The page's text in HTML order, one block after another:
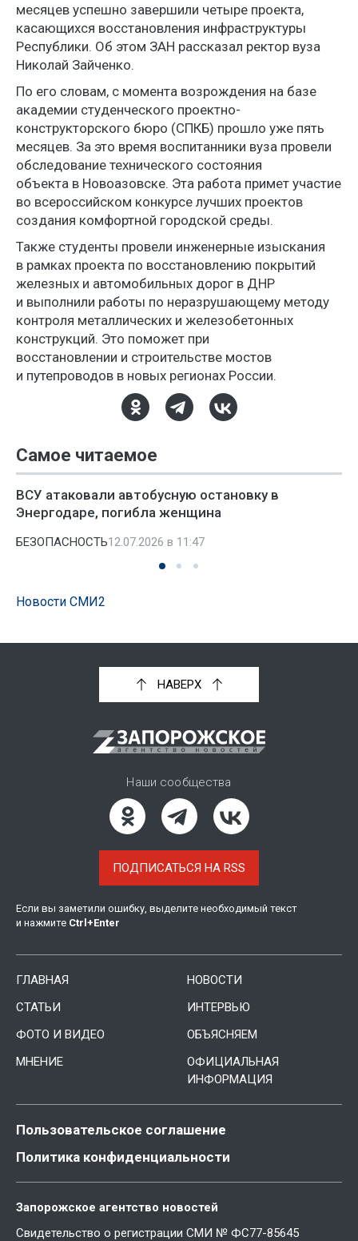
месяцев успешно завершили четыре проекта,
касающихся восстановления инфраструктуры
Республики. Об этом ЗАН рассказал ректор вуза
Николай Зайченко.
По его словам, с момента возрождения на базе
академии студенческого проектно-
конструкторского бюро (СПКБ) прошло уже пять
месяцев. За это время воспитанники вуза провели
обследование технического состояния
объекта в Новоазовске. Эта работа примет участие
во всероссийском конкурсе лучших проектов
создания комфортной городской среды.
Также студенты провели инженерные изыскания
в рамках проекта по восстановлению покрытий
железных и автомобильных дорог в ДНР
и выполнили работы по неразрушающему методу
контроля металлических и железобетонных
конструкций. Это поможет при
восстановлении и строительстве мостов
и путепроводов в новых регионах России.
Самое читаемое
ВСУ атаковали автобусную остановку в
Энергодаре, погибла женщина
БЕЗОПАСНОСТЬ12.07.2026 в 11:47
Новости СМИ2
НАВЕРХ
Наши сообщества
ПОДПИСАТЬСЯ НА RSS
Если вы заметили ошибку, выделите необходимый текст
и нажмите Ctrl +Enter
ГЛАВНАЯ
НОВОСТИ
СТАТЬИ
ИНТЕРВЬЮ
ФОТО И ВИДЕО
ОБЪЯСНЯЕМ
МНЕНИЕ
ОФИЦИАЛЬНАЯ
ИНФОРМАЦИЯ
Пользовательское соглашение
Политика конфиденциальности
Запорожское агентство новостей
Свидетельство о регистрации СМИ № ФС77-85645